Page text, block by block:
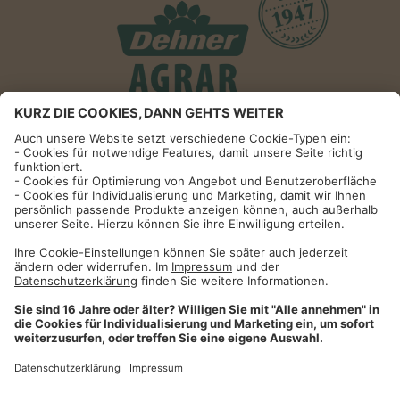
Informationen
Impressum
Datenschutzhinweise
AGB und Widerrufsbelehrung
Dehner Unternehmen
Cookie-Einstellungen
Dehner Agrar GmbH & Co. KG